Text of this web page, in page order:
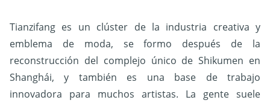
Tianzifang es un clúster de la industria creativa y
emblema de moda, se formo después de la
reconstrucción del complejo único de Shikumen en
Shanghái, y también es una base de trabajo
innovadora para muchos artistas. La gente suele